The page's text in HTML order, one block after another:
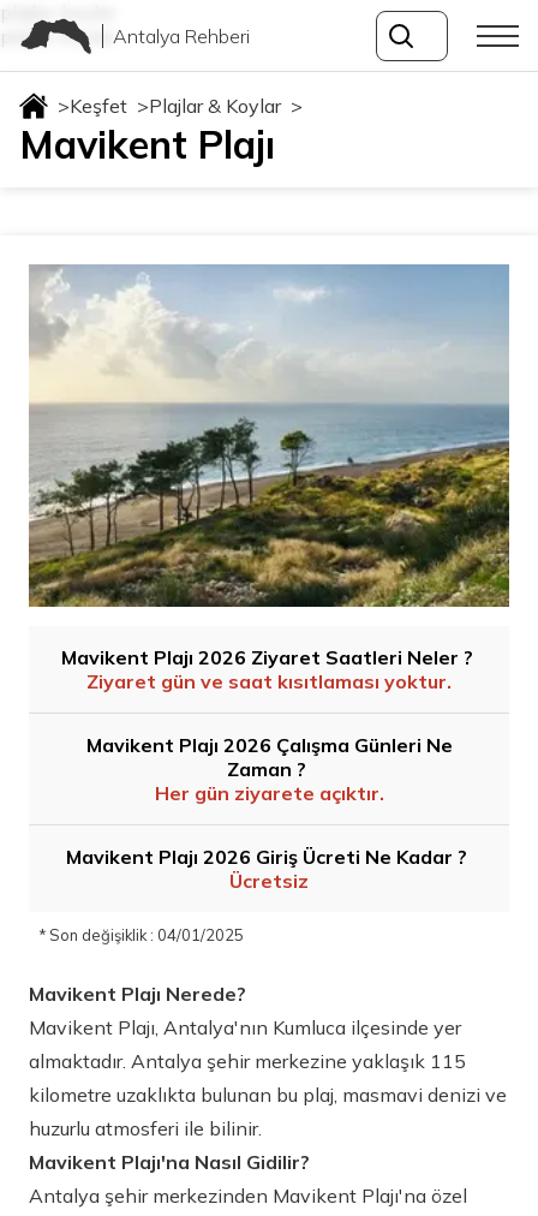
plajlar-koylar
plajlar-koylarAntalya Rehberi
>Keşfet >Plajlar & Koylar >
Mavikent Plajı
Mavikent Plajı 2026 Ziyaret Saatleri Neler ?
Ziyaret gün ve saat kısıtlaması yoktur.
Mavikent Plajı 2026 Çalışma Günleri Ne
Zaman ?
Her gün ziyarete açıktır.
Mavikent Plajı 2026 Giriş Ücreti Ne Kadar ?
Ücretsiz
* Son değişiklik : 04/01/2025
Mavikent Plajı Nerede?
Mavikent Plajı, Antalya'nın Kumluca ilçesinde yer
almaktadır. Antalya şehir merkezine yaklaşık 115
kilometre uzaklıkta bulunan bu plaj, masmavi denizi ve
huzurlu atmosferi ile bilinir.
Mavikent Plajı'na Nasıl Gidilir?
Antalya şehir merkezinden Mavikent Plajı'na özel